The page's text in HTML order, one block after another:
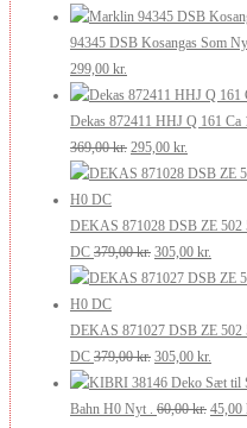
pris
94345 DSB Kosangas Som
Den
oprindelige
pris
var:
349,00 kr..
299,00 kr.
aktuelle
pris
er:
299,00 kr..
Dekas 872411 HHJ Q 161
369,00kr. Den
oprindelige
var:
369,00 kr..
295,00 kr.
aktuelle
er:
295,00 kr..
DEKAS 871028 DSB ZE 502
DC 379,00kr. Den
oprindelige
var:
379,00 kr..
305,00 kr.
er:
DEKAS 871027 DSB ZE 502
DC 379,00kr. Den
oprindelige
pris
305,00 kr.
pris
Bahn H0 Nyt .
60,00kr. Den
45,00